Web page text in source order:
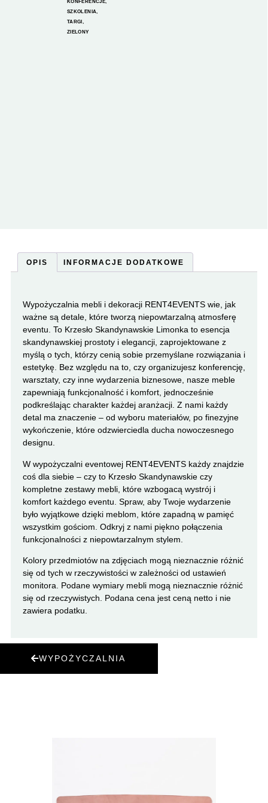
KONFERENCJE,
SZKOLENIA,
TARGI ,
ZIELONY
OPIS INFORMACJE DODATKOWE
Wypożyczalnia mebli i dekoracji RENT4EVENTS wie, jak
ważne są detale, które tworzą niepowtarzalną atmosferę
eventu. To Krzesło Skandynawskie Limonka to esencja
skandynawskiej prostoty i elegancji, zaprojektowane z
myślą o tych, którzy cenią sobie przemyślane rozwiązania i
estetykę. Bez względu na to, czy organizujesz konferencję,
warsztaty, czy inne wydarzenia biznesowe, nasze meble
zapewniają funkcjonalność i komfort, jednocześnie
podkreślając charakter każdej aranżacji. Z nami każdy
detal ma znaczenie – od wyboru materiałów, po finezyjne
wykończenie, które odzwierciedla ducha nowoczesnego
designu.
W wypożyczalni eventowej RENT4EVENTS każdy znajdzie
coś dla siebie – czy to Krzesło Skandynawskie czy
kompletne zestawy mebli, które wzbogacą wystrój i
komfort każdego eventu. Spraw, aby Twoje wydarzenie
było wyjątkowe dzięki meblom, które zapadną w pamięć
wszystkim gościom. Odkryj z nami piękno połączenia
funkcjonalności z niepowtarzalnym stylem.
Kolory przedmiotów na zdjęciach mogą nieznacznie różnić
się od tych w rzeczywistości w zależności od ustawień
monitora. Podane wymiary mebli mogą nieznacznie różnić
się od rzeczywistych. Podana cena jest ceną netto i nie
zawiera podatku.
WYPOŻYCZALNIA